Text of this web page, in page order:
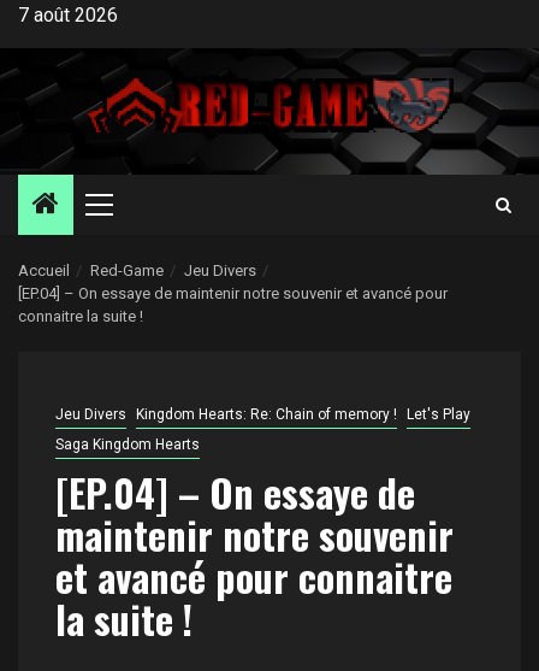
Aller
contenu
7 août 2026
Menu
Accueil Red-Game
Jeu Divers
[EP.04] – On essaye de maintenir notre souvenir et avancé pour
connaitre la suite !
Jeu Divers Kingdom Hearts: Re: Chain of memory !
Let's Play
Saga Kingdom Hearts
[EP.04] – On essaye de
maintenir notre souvenir
et avancé pour connaitre
la suite !